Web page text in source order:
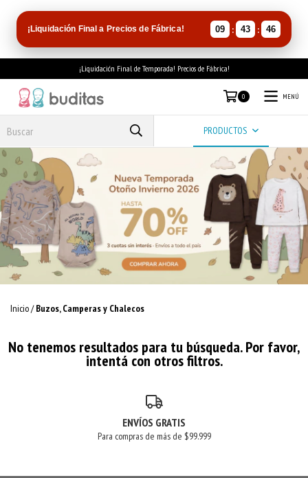
¡Liquidación Final a Precios de Fábrica! 09 : 43 : 45
¡Liquidación Final de Temporada! Precios de Fábrica!
0 MENÚ
PRODUCTOS
Inicio/ Buzos, Camperas y Chalecos
No tenemos resultados para tu búsqueda. Por favor,
intentá con otros filtros.
ENVÍOS GRATIS
Para compras de más de $99.999